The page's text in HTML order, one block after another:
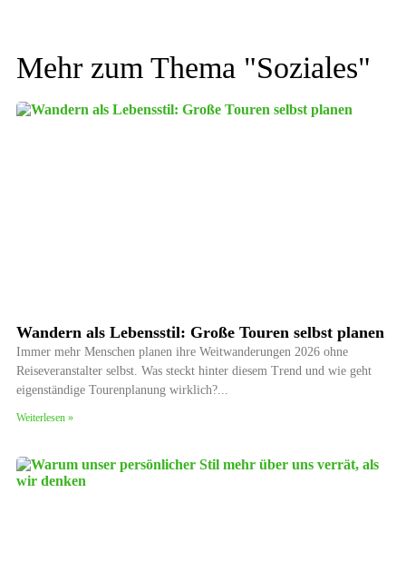
Mehr zum Thema "Soziales"
Wandern als Lebensstil: Große Touren selbst planen
Immer mehr Menschen planen ihre Weitwanderungen 2026 ohne
Reiseveranstalter selbst. Was steckt hinter diesem Trend und wie geht
eigenständige Tourenplanung wirklich?
Weiterlesen »